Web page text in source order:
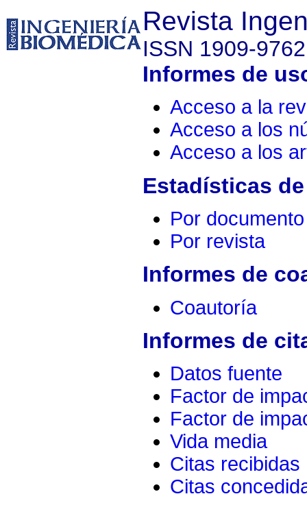
Revista
ISSN 1909-9762
Informes de
Acceso a la
Acceso a los
Acceso a los
Estadísticas
Por documento
Por revista
Informes de
Coautoría
Informes de
Datos fuente
Factor de
Factor de
Vida media
Citas recibidas
Citas